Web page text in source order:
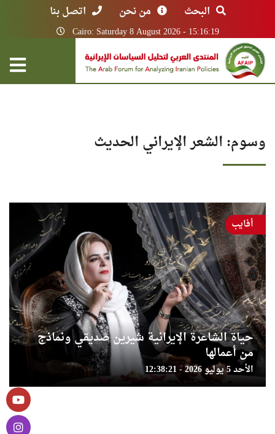
البحث من نحن اتصل بنا
Cairo: Saturday 8 August 2026 - 15:16:19
وسوم: الشعر الإيراني الحديث
حياة الشاعرة الإيرانية شيرين صديقي ونماذج
من أعمالها
الأحد 5 يوليو 2026 - 12:38:21
أفايب